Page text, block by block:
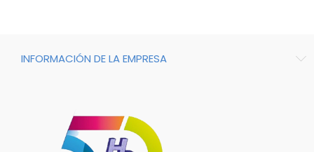
INFORMACIÓN DE LA EMPRESA